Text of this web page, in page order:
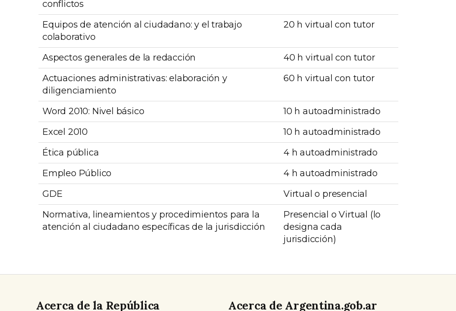
conflictos
Equipos de atención al ciudadano: y el trabajo
colaborativo
20 h virtual con tutor
Aspectos generales de la redacción
40 h virtual con tutor
Actuaciones administrativas: elaboración y
diligenciamiento
60 h virtual con tutor
Word 2010: Nivel básico
10 h autoadministrado
Excel 2010
10 h autoadministrado
Ética pública
4 h autoadministrado
Empleo Público
4 h autoadministrado
GDE
Virtual o presencial
Normativa, lineamientos y procedimientos para la
atención al ciudadano específicas de la jurisdicción
Presencial o Virtual (lo
designa cada
jurisdicción)
Acerca de la República
Acerca de Argentina.gob.ar